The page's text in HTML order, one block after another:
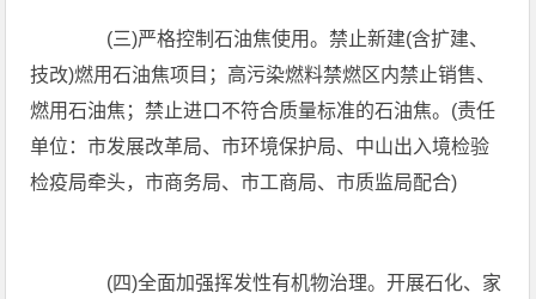
(三)严格控制石油焦使用。禁止新建(含扩建、
技改)燃用石油焦项目；高污染燃料禁燃区内禁止销售、
燃用石油焦；禁止进口不符合质量标准的石油焦。(责任
单位：市发展改革局、市环境保护局、中山出入境检验
检疫局牵头，市商务局、市工商局、市质监局配合)
(四)全面加强挥发性有机物治理。开展石化、家